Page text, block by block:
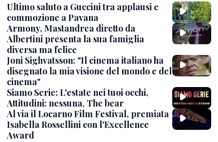
Ultimo saluto a Guccini tra applausi e
commozione a Pavana
Armony, Mastandrea diretto da
Albertini presenta la sua famiglia
diversa ma felice
Joni Sighvatsson: "Il cinema italiano ha
disegnato la mia visione del mondo e del
cinema"
Siamo Serie: L'estate nei tuoi occhi,
Attitudini: nessuna, The bear
Al via il Locarno Film Festival, premiata
Isabella Rossellini con l'Excellence
Award